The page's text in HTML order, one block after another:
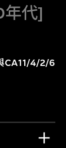
代]
CA11/4/2/6